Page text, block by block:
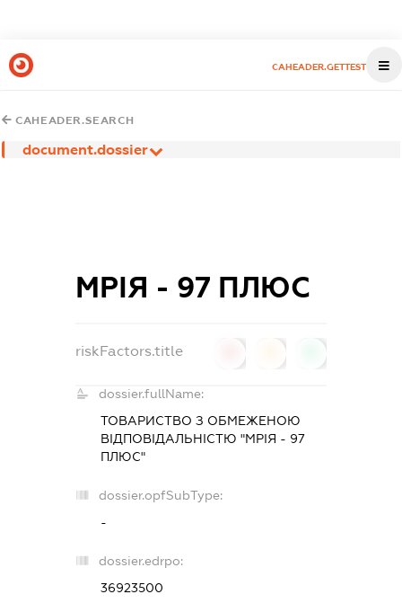
CAHEADER.GETTEST
CAHEADER.SEARCH
document.dossier
МРІЯ - 97 ПЛЮС
riskFactors.title
dossier.fullName:
ТОВАРИСТВО З ОБМЕЖЕНОЮ
ВІДПОВІДАЛЬНІСТЮ "МРІЯ - 97
ПЛЮС"
dossier.opfSubType:
-
dossier.edrpo:
36923500